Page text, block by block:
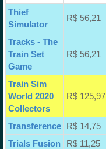
Thief
Simulator
R$ 56,21
Tracks - The
Train Set
Game
R$ 56,21
Train Sim
World 2020
Collectors
R$ 125,97
Transference R$ 14,75
Trials Fusion
R$ 11,25